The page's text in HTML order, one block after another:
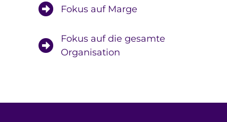
Fokus auf Marge
Fokus auf die gesamte
Organisation